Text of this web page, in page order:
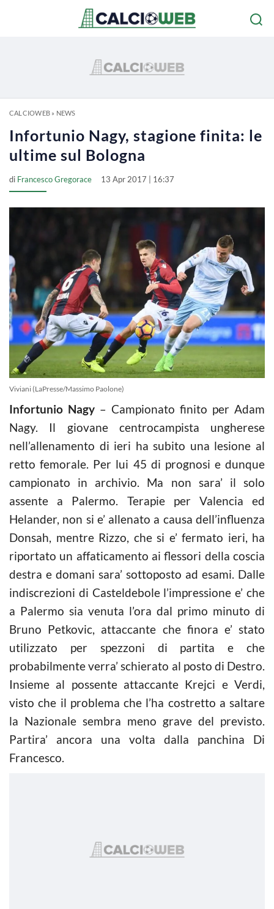
CALCIOWEB» NEWS
Infortunio Nagy, stagione finita: le
ultime sul Bologna
di Francesco Gregorace 13 Apr 2017 | 16:37
Viviani (LaPresse/Massimo Paolone)
Infortunio Nagy – Campionato finito per Adam
Nagy. Il giovane centrocampista ungherese
nell’allenamento di ieri ha subito una lesione al
retto femorale. Per lui 45 di prognosi e dunque
campionato in archivio. Ma non sara’ il solo
assente a Palermo. Terapie per Valencia ed
Helander, non si e’ allenato a causa dell’influenza
Donsah, mentre Rizzo, che si e’ fermato ieri, ha
riportato un affaticamento ai flessori della coscia
destra e domani sara’ sottoposto ad esami. Dalle
indiscrezioni di Casteldebole l’impressione e’ che
a Palermo sia venuta l’ora dal primo minuto di
Bruno Petkovic, attaccante che finora e’ stato
utilizzato per spezzoni di partita e che
probabilmente verra’ schierato al posto di Destro.
Insieme al possente attaccante Krejci e Verdi,
visto che il problema che l’ha costretto a saltare
la Nazionale sembra meno grave del previsto.
Partira’ ancora una volta dalla panchina Di
Francesco.